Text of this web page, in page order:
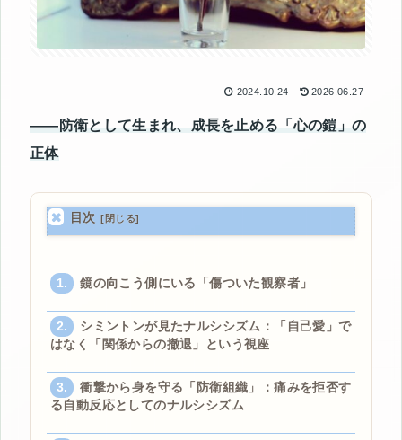
2024.10.24 2026.06.27
――防衛として生まれ、成長を止める「心の鎧」の
正体
目次
鏡の向こう側にいる「傷ついた観察者」
シミントンが見たナルシシズム：「自己愛」で
はなく「関係からの撤退」という視座
衝撃から身を守る「防衛組織」：痛みを拒否す
る自動反応としてのナルシシズム